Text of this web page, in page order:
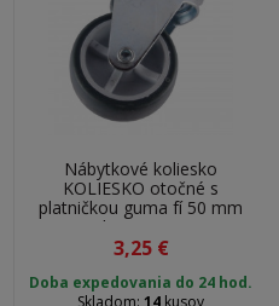
Nábytkové koliesko
KOLIESKO otočné s
platničkou guma fí 50 mm
40kg / F26.050
3,25 €
Doba expedovania do 24 hod.
Skladom: 14 kusov